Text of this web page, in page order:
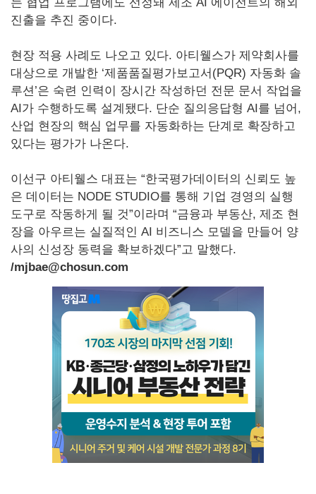
진출을 추진 중이다.
현장 적용 사례도 나오고 있다. 아티웰스가 제약회사를
대상으로 개발한 ‘제품품질평가보고서(PQR) 자동화 솔
루션’은 숙련 인력이 장시간 작성하던 전문 문서 작업을
AI가 수행하도록 설계됐다. 단순 질의응답형 AI를 넘어,
산업 현장의 핵심 업무를 자동화하는 단계로 확장하고
있다는 평가가 나온다.
이선구 아티웰스 대표는 “한국평가데이터의 신뢰도 높
은 데이터는 NODE STUDIO를 통해 기업 경영의 실행
도구로 작동하게 될 것”이라며 “금융과 부동산, 제조 현
장을 아우르는 실질적인 AI 비즈니스 모델을 만들어 양
사의 신성장 동력을 확보하겠다”고 말했다.
/mjbae@chosun.com